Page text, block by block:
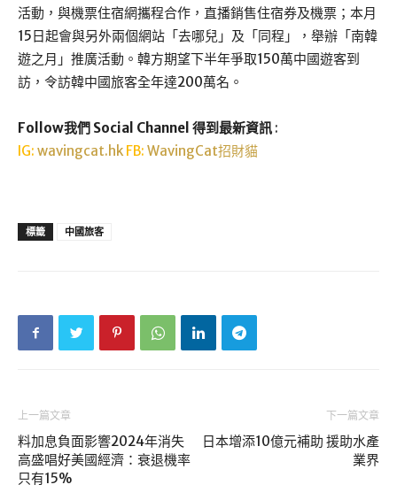
活動，與機票住宿網攜程合作，直播銷售住宿券及機票；本月
15日起會與另外兩個網站「去哪兒」及「同程」，舉辦「南韓
遊之月」推廣活動。韓方期望下半年爭取150萬中國遊客到
訪，令訪韓中國旅客全年達200萬名。
Follow我們 Social Channel 得到最新資訊 :
IG: wavingcat.hk FB: WavingCat招財貓
標籤 中國旅客
上一篇文章
料加息負面影響2024年消失
高盛唱好美國經濟：衰退機率
只有15%
下一篇文章
日本增添10億元補助 援助水產
業界